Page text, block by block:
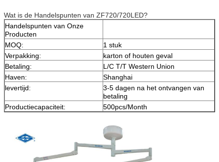
Wat is de Handelspunten van ZF720/720LED?
Handelspunten van Onze
Producten
MOQ:
1 stuk
Verpakking:
karton of houten geval
Betaling:
L/C T/T Western Union
Haven:
Shanghai
levertijd:
3-5 dagen na het ontvangen van
betaling
Productiecapaciteit:
500pcs/Month